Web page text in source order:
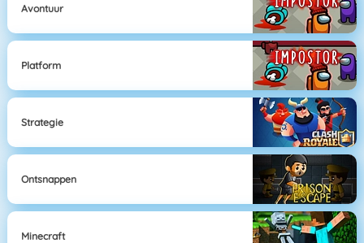
Avontuur
Platform
Strategie
Ontsnappen
Minecraft